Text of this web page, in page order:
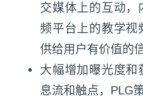
交媒体上的互动，
频平台上的教学视
供给用户有价值的信
大幅增加曝光度和
息流和触点，PLG